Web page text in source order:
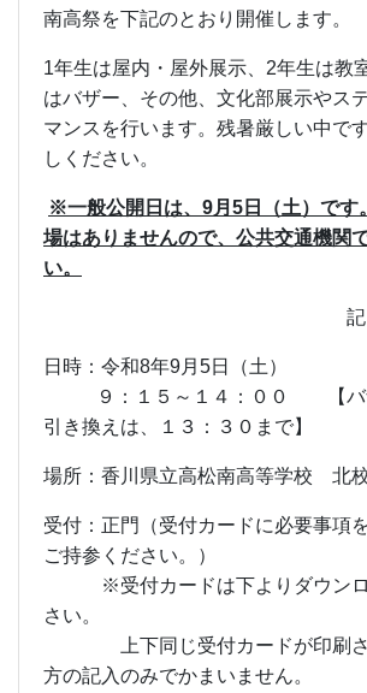
南高祭を下記のとおり開催します。
1年生は屋内・屋外展示、 2年生は教
はバザー、その他、文化部展示やス
マンスを行います。残暑厳しい中で
しください。
※一般公開日は、 9月 5 日（土）です
場はありませんので、公共交通機関
い。
記
日時：令和8年9月 5日（土）
９：１５～１４：００ 【バザ
引き換えは、１３：３０まで】
場所：香川県立高松南高等学校 北
受付：正門（受付カードに必要事項
ご持参ください。）
※受付カードは下よりダウンロ
さい。
上下同じ受付カードが印刷さ
方の記入のみでかまいません。